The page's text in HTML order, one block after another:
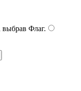
выбрав Флаг.